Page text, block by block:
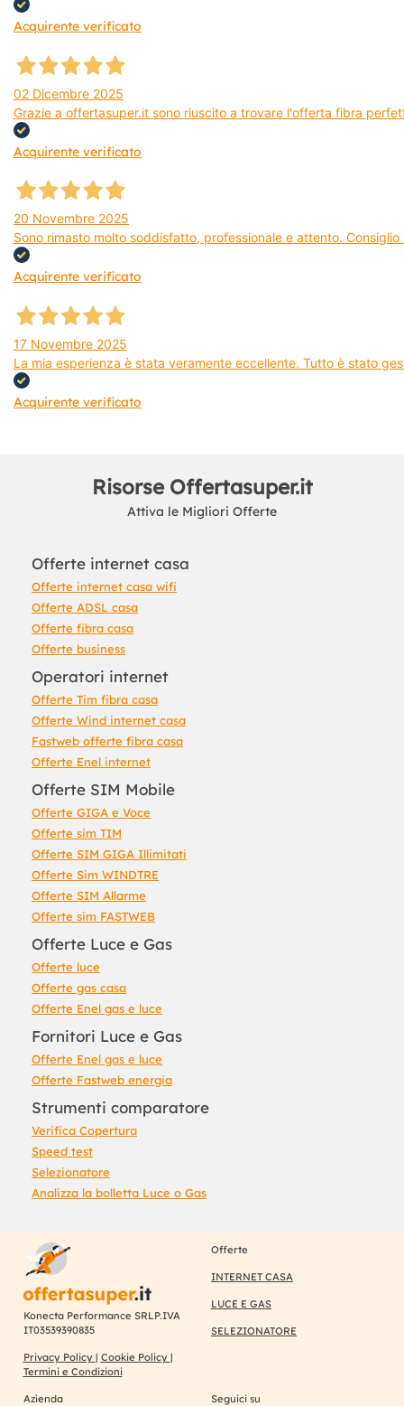
Acquirente verificato
02 Dicembre 2025
Grazie a offertasuper.it sono riuscito a trovare l'offerta fibra
Acquirente verificato
20 Novembre 2025
Sono rimasto molto soddisfatto, professionale e attento.
Acquirente verificato
17 Novembre 2025
La mia esperienza è stata veramente eccellente. Tutto è stato
Acquirente verificato
Risorse Offertasuper.it
Attiva le Migliori Offerte
Offerte internet casa
Offerte internet casa wifi
Offerte ADSL casa
Offerte fibra casa
Offerte business
Operatori internet
Offerte Tim fibra casa
Offerte Wind internet casa
Fastweb offerte fibra casa
Offerte Enel internet
Offerte SIM Mobile
Offerte GIGA e Voce
Offerte sim TIM
Offerte SIM GIGA Illimitati
Offerte Sim WINDTRE
Offerte SIM Allarme
Offerte sim FASTWEB
Offerte Luce e Gas
Offerte luce
Offerte gas casa
Offerte Enel gas e luce
Fornitori Luce e Gas
Offerte Enel gas e luce
Offerte Fastweb energia
Strumenti comparatore
Verifica Copertura
Speed test
Selezionatore
Analizza la bolletta Luce o Gas
Konecta Performance SRLP.IVA
IT03539390835
Privacy Policy | Cookie Policy |
Termini e Condizioni
Offerte
INTERNET CASA
LUCE E GAS
SELEZIONATORE
Azienda Seguici su